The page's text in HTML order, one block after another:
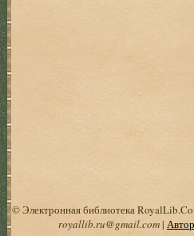
© Электронная библиотека
royallib.ru@gmail.com|